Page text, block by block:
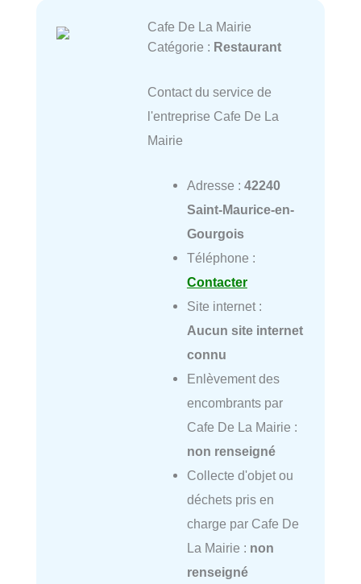
Cafe De La Mairie
Catégorie : Restaurant
Contact du service de
l'entreprise Cafe De La
Mairie
Adresse : 42240
Saint-Maurice-en-
Gourgois
Téléphone :
Contacter
Site internet :
Aucun site internet
connu
Enlèvement des
encombrants par
Cafe De La Mairie :
non renseigné
Collecte d'objet ou
déchets pris en
charge par Cafe De
La Mairie : non
renseigné